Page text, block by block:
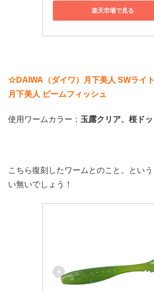
楽天市場で見る
☆DAIWA（ダイワ）月下美人 SWライ
月下美人 ビームフィッシュ
使用ワームカラー： 玉露クリア、桜ド
こちら復刻したワームとのこと。とい
い無いでしょう！